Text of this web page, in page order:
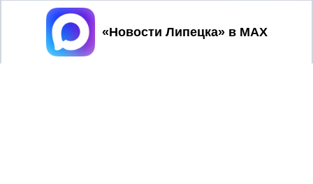
Принять